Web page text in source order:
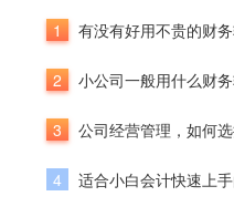
1 有没有好用不贵的财
2 小公司一般用什么财
3 公司经营管理，如何
4 适合小白会计快速上